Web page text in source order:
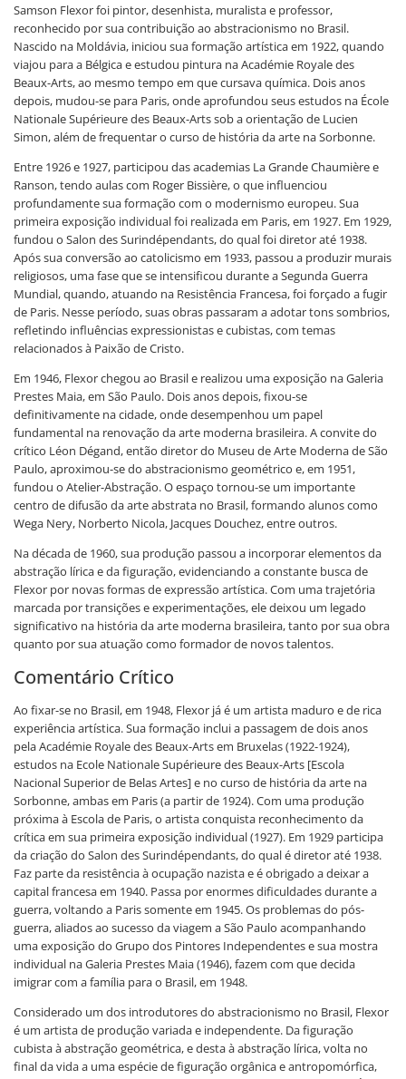
Samson Flexor foi pintor, desenhista, muralista e professor,
reconhecido por sua contribuição ao abstracionismo no Brasil.
Nascido na Moldávia, iniciou sua formação artística em 1922, quando
viajou para a Bélgica e estudou pintura na Académie Royale des
Beaux-Arts, ao mesmo tempo em que cursava química. Dois anos
depois, mudou-se para Paris, onde aprofundou seus estudos na École
Nationale Supérieure des Beaux-Arts sob a orientação de Lucien
Simon, além de frequentar o curso de história da arte na Sorbonne.
Entre 1926 e 1927, participou das academias La Grande Chaumière e
Ranson, tendo aulas com Roger Bissière, o que influenciou
profundamente sua formação com o modernismo europeu. Sua
primeira exposição individual foi realizada em Paris, em 1927. Em 1929,
fundou o Salon des Surindépendants, do qual foi diretor até 1938.
Após sua conversão ao catolicismo em 1933, passou a produzir murais
religiosos, uma fase que se intensificou durante a Segunda Guerra
Mundial, quando, atuando na Resistência Francesa, foi forçado a fugir
de Paris. Nesse período, suas obras passaram a adotar tons sombrios,
refletindo influências expressionistas e cubistas, com temas
relacionados à Paixão de Cristo.
Em 1946, Flexor chegou ao Brasil e realizou uma exposição na Galeria
Prestes Maia, em São Paulo. Dois anos depois, fixou-se
definitivamente na cidade, onde desempenhou um papel
fundamental na renovação da arte moderna brasileira. A convite do
crítico Léon Dégand, então diretor do Museu de Arte Moderna de São
Paulo, aproximou-se do abstracionismo geométrico e, em 1951,
fundou o Atelier-Abstração. O espaço tornou-se um importante
centro de difusão da arte abstrata no Brasil, formando alunos como
Wega Nery, Norberto Nicola, Jacques Douchez, entre outros.
Na década de 1960, sua produção passou a incorporar elementos da
abstração lírica e da figuração, evidenciando a constante busca de
Flexor por novas formas de expressão artística. Com uma trajetória
marcada por transições e experimentações, ele deixou um legado
significativo na história da arte moderna brasileira, tanto por sua obra
quanto por sua atuação como formador de novos talentos.
Comentário Crítico
Ao fixar-se no Brasil, em 1948, Flexor já é um artista maduro e de rica
experiência artística. Sua formação inclui a passagem de dois anos
pela Académie Royale des Beaux-Arts em Bruxelas (1922-1924),
estudos na Ecole Nationale Supérieure des Beaux-Arts [Escola
Nacional Superior de Belas Artes] e no curso de história da arte na
Sorbonne, ambas em Paris (a partir de 1924). Com uma produção
próxima à Escola de Paris, o artista conquista reconhecimento da
crítica em sua primeira exposição individual (1927). Em 1929 participa
da criação do Salon des Surindépendants, do qual é diretor até 1938.
Faz parte da resistência à ocupação nazista e é obrigado a deixar a
capital francesa em 1940. Passa por enormes dificuldades durante a
guerra, voltando a Paris somente em 1945. Os problemas do pós-
guerra, aliados ao sucesso da viagem a São Paulo acompanhando
uma exposição do Grupo dos Pintores Independentes e sua mostra
individual na Galeria Prestes Maia (1946), fazem com que decida
imigrar com a família para o Brasil, em 1948.
Considerado um dos introdutores do abstracionismo no Brasil, Flexor
é um artista de produção variada e independente. Da figuração
cubista à abstração geométrica, e desta à abstração lírica, volta no
final da vida a uma espécie de figuração orgânica e antropomórfica,